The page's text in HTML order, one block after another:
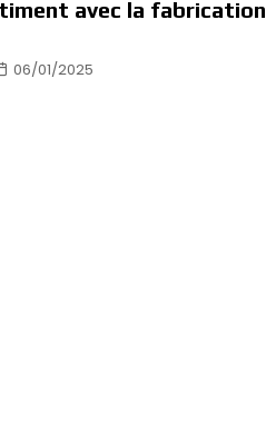
avec la fabrication
06/01/2025